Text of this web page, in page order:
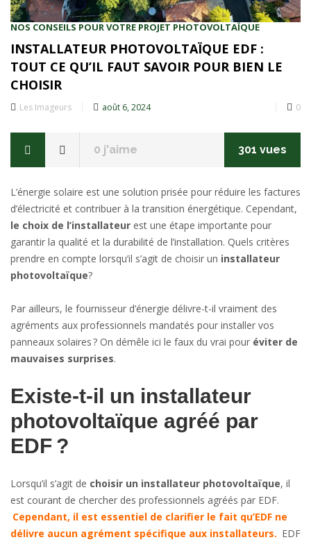
NOS CONSEILS POUR VOTRE PROJET PHOTOVOLTAÏQUE
INSTALLATEUR PHOTOVOLTAÏQUE EDF :
TOUT CE QU’IL FAUT SAVOIR POUR BIEN LE
CHOISIR
Les Imageurs
Posted
août 6, 2024 0
0 j'aime 301 vues
L’énergie solaire est une solution prisée pour réduire les factures
d’électricité et contribuer à la transition énergétique. Cependant,
le choix de l’installateur est une étape importante pour
garantir la qualité et la durabilité de l’installation. Quels critères
prendre en compte lorsqu’il s’agit de choisir un installateur
photovoltaïque?
Par ailleurs, le fournisseur d’énergie délivre-t-il vraiment des
agréments aux professionnels mandatés pour installer vos
panneaux solaires ? On démêle ici le faux du vrai pour éviter de
mauvaises surprises.
Existe-t-il un installateur
photovoltaïque agréé par
EDF ?
Lorsqu’il s’agit de choisir un installateur photovoltaïque, il
est courant de chercher des professionnels agréés par EDF.
Cependant, il est essentiel de clarifier le fait qu’EDF ne
délivre aucun agrément spécifique aux installateurs. EDF